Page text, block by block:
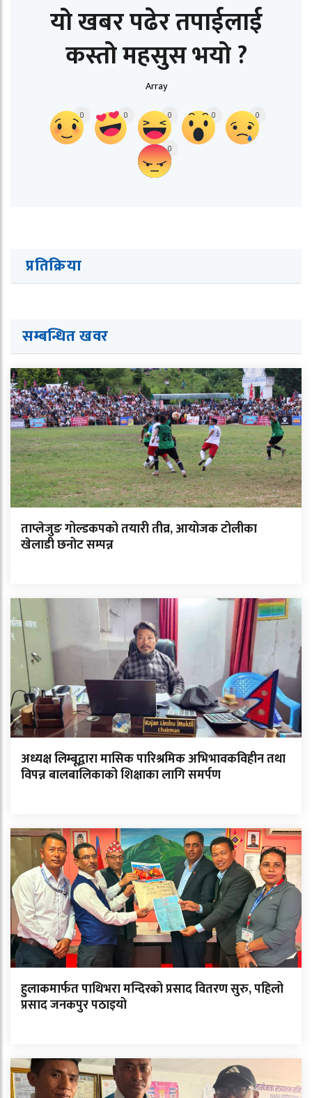
यो खबर पढेर तपाईलाई
कस्तो महसुस भयो ?
Array
0 0 0 0 0
0
प्रतिक्रिया
सम्बन्धित खवर
ताप्लेजुङ गोल्डकपको तयारी तीव्र, आयोजक टोलीका
खेलाडी छनोट सम्पन्न
अध्यक्ष लिम्बूद्वारा मासिक पारिश्रमिक अभिभावकविहीन तथा
विपन्न बालबालिकाको शिक्षाका लागि समर्पण
हुलाकमार्फत पाथिभरा मन्दिरको प्रसाद वितरण सुरु, पहिलो
प्रसाद जनकपुर पठाइयो